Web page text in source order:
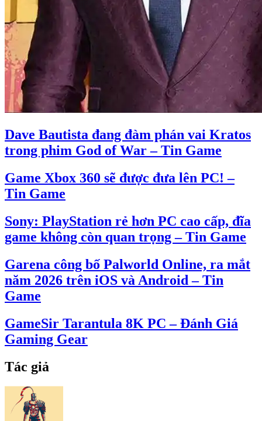
Dave Bautista đang đàm phán vai Kratos
trong phim God of War – Tin Game
Game Xbox 360 sẽ được đưa lên PC! –
Tin Game
Sony: PlayStation rẻ hơn PC cao cấp, đĩa
game không còn quan trọng – Tin Game
Garena công bố Palworld Online, ra mắt
năm 2026 trên iOS và Android – Tin
Game
GameSir Tarantula 8K PC – Đánh Giá
Gaming Gear
Tác giả